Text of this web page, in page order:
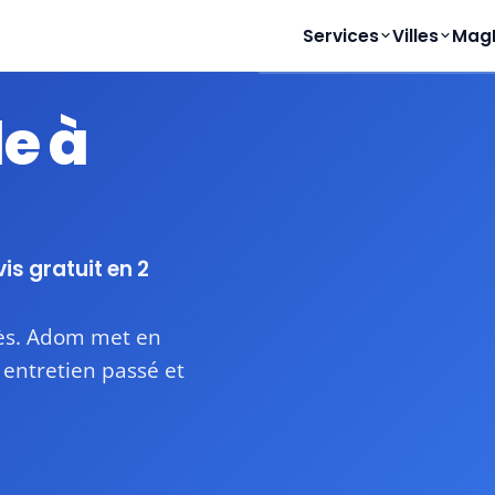
Services Villes Mag
à
gratuit en 2
Adom met en
passé et